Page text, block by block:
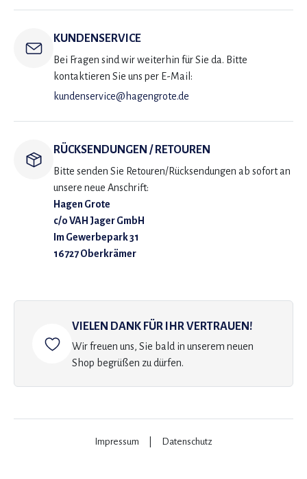
KUNDENSERVICE
Bei Fragen sind wir weiterhin für Sie da. Bitte
kontaktieren Sie uns per E-Mail:
kundenservice@hagengrote.de
RÜCKSENDUNGEN / RETOUREN
Bitte senden Sie Retouren/Rücksendungen ab sofort an
unsere neue Anschrift:
Hagen Grote
c/o VAH Jager GmbH
Im Gewerbepark 31
16727 Oberkrämer
VIELEN DANK FÜR IHR VERTRAUEN!
Wir freuen uns, Sie bald in unserem neuen
Shop begrüßen zu dürfen.
Impressum Datenschutz